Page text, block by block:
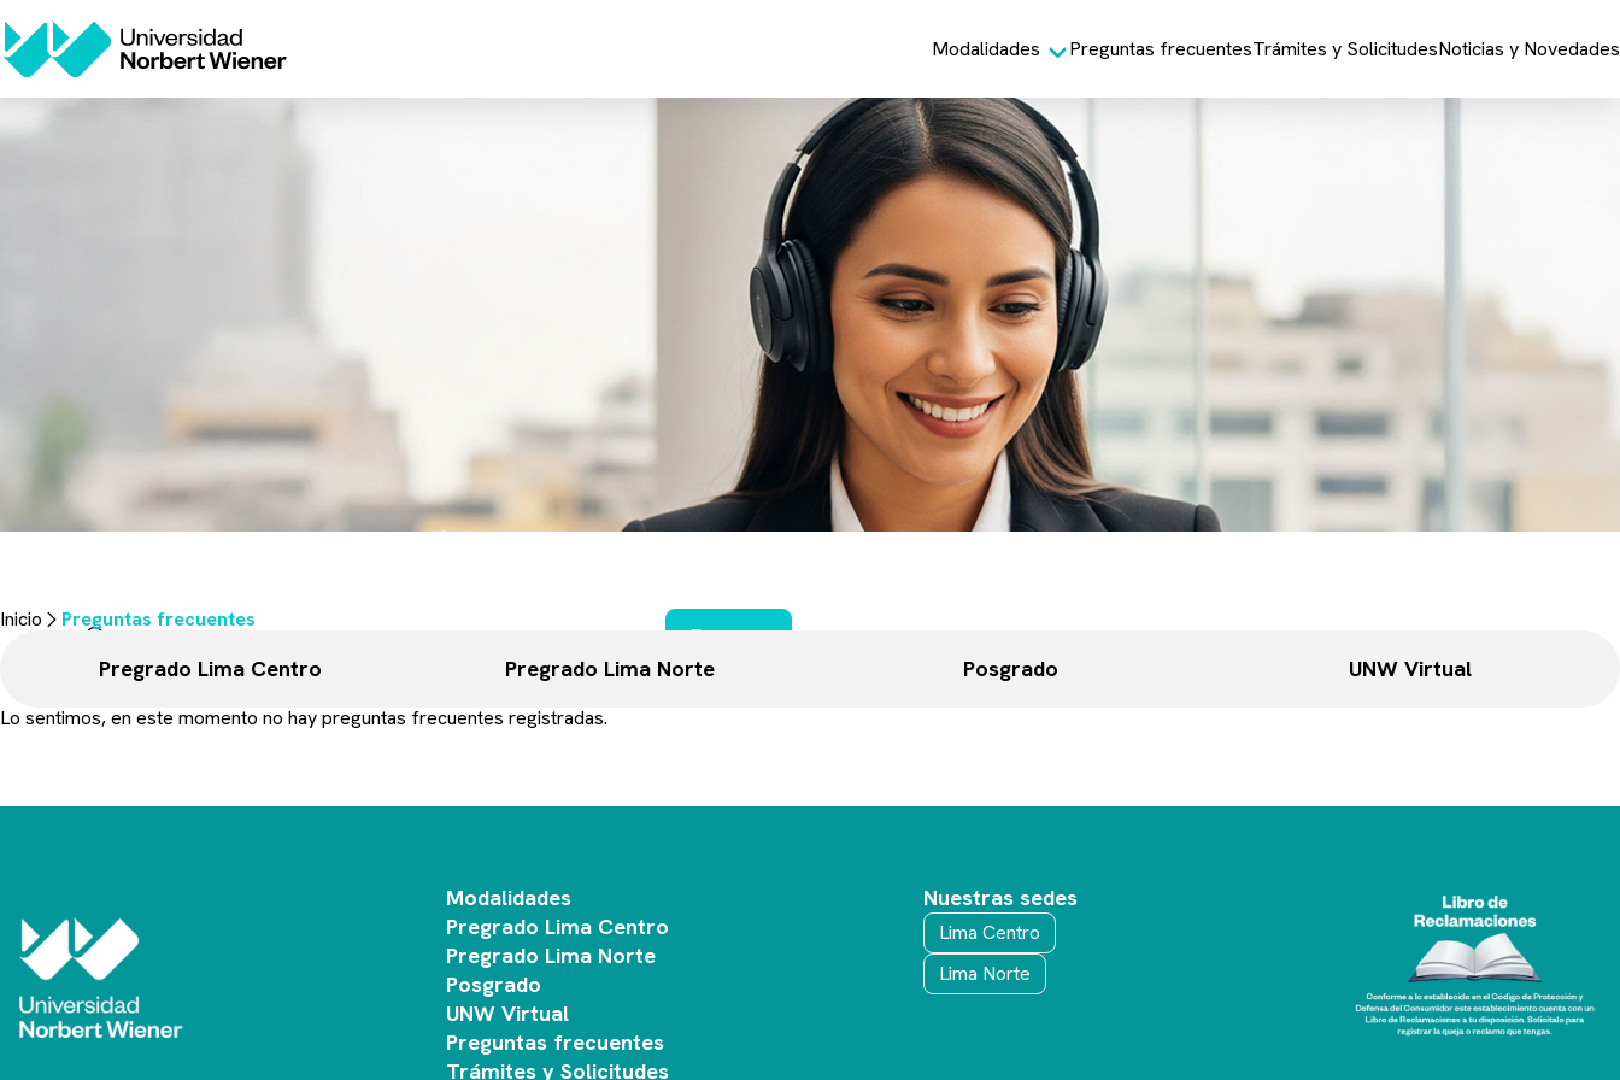
Modalidades Preguntas frecuentesTrámites y SolicitudesNoticias y Novedades
Preguntas frecuentes
Buscar
Inicio Preguntas frecuentes
Pregrado Lima Centro Pregrado Lima Norte Posgrado UNW Virtual
Lo sentimos, en este momento no hay preguntas frecuentes registradas.
Modalidades
Pregrado Lima Centro
Pregrado Lima Norte
Posgrado
UNW Virtual
Preguntas frecuentes
Trámites y Solicitudes
Nuestras sedes
Lima Centro
Lima Norte